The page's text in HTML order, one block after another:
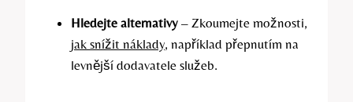
Hledejte alternativy – Zkoumejte možnosti,
jak snížit náklady, například přepnutím na
levnější dodavatele služeb.